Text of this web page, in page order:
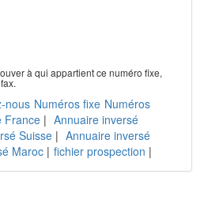
à qui appartient ce numéro fixe,
nous Numéros fixe Numéros
France | Annuaire inversé
Suisse | Annuaire inversé
Maroc | fichier prospection |